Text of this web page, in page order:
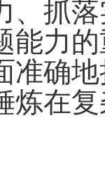
、抓
能力
准确
炼在